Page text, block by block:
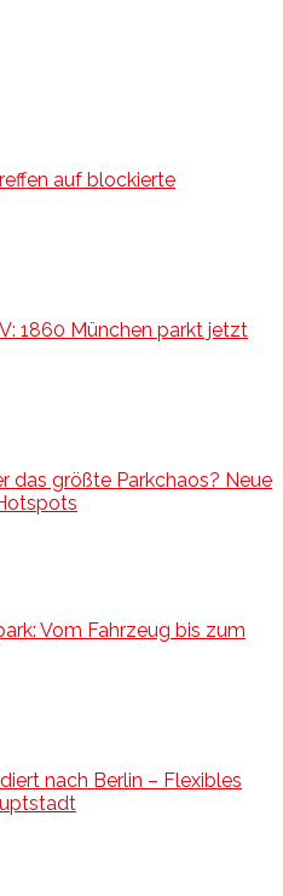
auf blockierte
1860 München parkt jetzt
das größte Parkchaos? Neue
Vom Fahrzeug bis zum
nach Berlin – Flexibles